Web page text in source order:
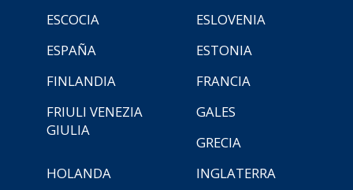
ESCOCIA
ESLOVENIA
ESPAÑA
ESTONIA
FINLANDIA
FRANCIA
FRIULI VENEZIA
GIULIA
GALES
GRECIA
HOLANDA
INGLATERRA